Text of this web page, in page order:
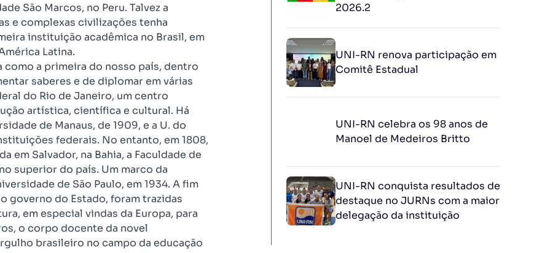
São Marcos, no Peru. Talvez a
e complexas civilizações tenha
instituição acadêmica no Brasil, em
Latina.
como a primeira do nosso país, dentro
saberes e de diplomar em várias
do Rio de Janeiro, um centro
artística, científica e cultural. Há
de Manaus, de 1909, e a U. do
federais. No entanto, em 1808,
em Salvador, na Bahia, a Faculdade de
superior do país. Um marco da
de São Paulo, em 1934. A fim
governo do Estado, foram trazidas
em especial vindas da Europa, para
o corpo docente da novel
brasileiro no campo da educação
2026.2
UNI-RN renova participação em
Comitê Estadual
UNI-RN celebra os 98 anos de
Manoel de Medeiros Britto
UNI-RN conquista resultados de
destaque no JURNs com a maior
delegação da instituição